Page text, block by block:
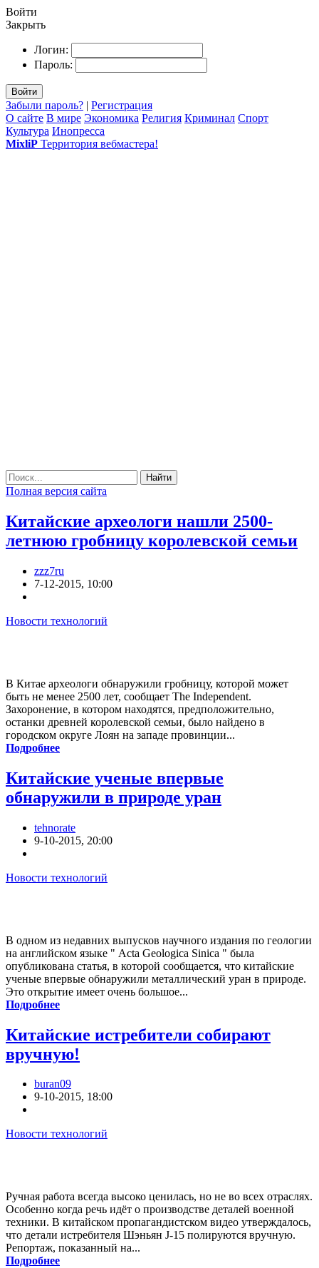
Войти
Закрыть
Логин:
Пароль:
Войти
Забыли пароль? | Регистрация
О сайте В мире Экономика Религия Криминал Спорт
Культура Инопресса
MixliP Территория вебмастера!
Найти
Полная версия сайта
Китайские археологи нашли 2500-
летнюю гробницу королевской семьи
zzz7ru
7-12-2015, 10:00
Новости технологий
В Китае археологи обнаружили гробницу, которой может
быть не менее 2500 лет, сообщает The Independent.
Захоронение, в котором находятся, предположительно,
останки древней королевской семьи, было найдено в
городском округе Лоян на западе провинции...
Подробнее
Китайские ученые впервые
обнаружили в природе уран
tehnorate
9-10-2015, 20:00
Новости технологий
В одном из недавних выпусков научного издания по геологии
на английском языке " Acta Geologica Sinica " была
опубликована статья, в которой сообщается, что китайские
ученые впервые обнаружили металлический уран в природе.
Это открытие имеет очень большое...
Подробнее
Китайские истребители собирают
вручную!
buran09
9-10-2015, 18:00
Новости технологий
Ручная работа всегда высоко ценилась, но не во всех отраслях.
Особенно когда речь идёт о производстве деталей военной
техники. В китайском пропагандистском видео утверждалось,
что детали истребителя Шэньян J-15 полируются вручную.
Репортаж, показанный на...
Подробнее